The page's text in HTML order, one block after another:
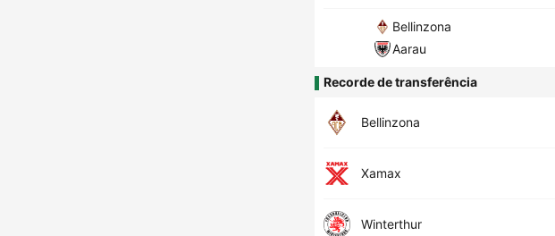
Bellinzona
Aarau
Recorde de transferência
Bellinzona
Xamax
Winterthur